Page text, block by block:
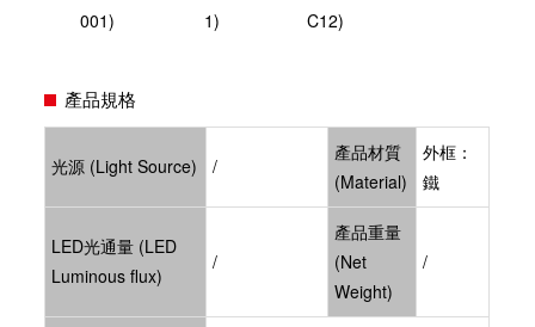
001)
1)
C12)
產品規格
光源 (Light Source) /
產品材質
(Material)
外框：
鐵
LED光通量 (LED
Luminous flux)
/
產品重量
(Net
Weight)
/